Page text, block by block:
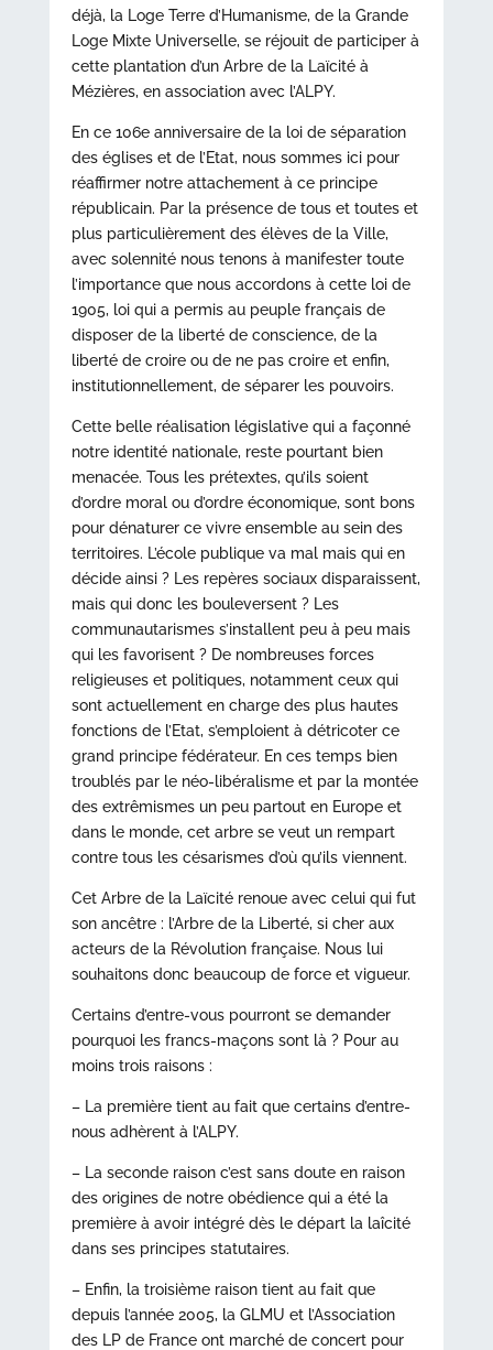
déjà, la Loge Terre d’Humanisme, de la Grande
Loge Mixte Universelle, se réjouit de participer à
cette plantation d’un Arbre de la Laïcité à
Mézières, en association avec l’ALPY.
En ce 106e anniversaire de la loi de séparation
des églises et de l’Etat, nous sommes ici pour
réaffirmer notre attachement à ce principe
républicain. Par la présence de tous et toutes et
plus particulièrement des élèves de la Ville,
avec solennité nous tenons à manifester toute
l’importance que nous accordons à cette loi de
1905, loi qui a permis au peuple français de
disposer de la liberté de conscience, de la
liberté de croire ou de ne pas croire et enfin,
institutionnellement, de séparer les pouvoirs.
Cette belle réalisation législative qui a façonné
notre identité nationale, reste pourtant bien
menacée. Tous les prétextes, qu’ils soient
d’ordre moral ou d’ordre économique, sont bons
pour dénaturer ce vivre ensemble au sein des
territoires. L’école publique va mal mais qui en
décide ainsi ? Les repères sociaux disparaissent,
mais qui donc les bouleversent ? Les
communautarismes s’installent peu à peu mais
qui les favorisent ? De nombreuses forces
religieuses et politiques, notamment ceux qui
sont actuellement en charge des plus hautes
fonctions de l’Etat, s’emploient à détricoter ce
grand principe fédérateur. En ces temps bien
troublés par le néo-libéralisme et par la montée
des extrêmismes un peu partout en Europe et
dans le monde, cet arbre se veut un rempart
contre tous les césarismes d’où qu’ils viennent.
Cet Arbre de la Laïcité renoue avec celui qui fut
son ancêtre : l’Arbre de la Liberté, si cher aux
acteurs de la Révolution française. Nous lui
souhaitons donc beaucoup de force et vigueur.
Certains d’entre-vous pourront se demander
pourquoi les francs-maçons sont là ? Pour au
moins trois raisons :
– La première tient au fait que certains d’entre-
nous adhèrent à l’ALPY.
– La seconde raison c’est sans doute en raison
des origines de notre obédience qui a été la
première à avoir intégré dès le départ la laîcité
dans ses principes statutaires.
– Enfin, la troisième raison tient au fait que
depuis l’année 2005, la GLMU et l’Association
des LP de France ont marché de concert pour